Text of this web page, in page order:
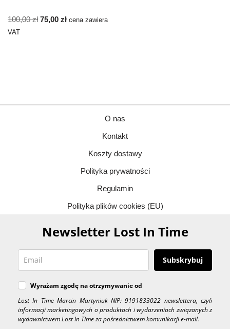
100,00zł 75,00 zł cena zawiera
VAT
O nas
Kontakt
Koszty dostawy
Polityka prywatności
Regulamin
Polityka plików cookies (EU)
Newsletter Lost In Time
Subskrybuj
Wyrażam zgodę na otrzymywanie od
Lost In Time Marcin Martyniuk NIP: 9191833022 newslettera, czyli
informacji marketingowych o produktach i wydarzeniach związanych z
wydawnictwem Lost In Time za pośrednictwem komunikacji e-mail.